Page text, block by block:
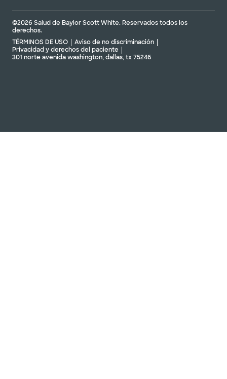
©2026 Salud de Baylor Scott White. Reservados todos los
derechos.
TÉRMINOS DE USO
Aviso de no discriminación
Privacidad y derechos del paciente
301 norte avenida washington, dallas, tx 75246